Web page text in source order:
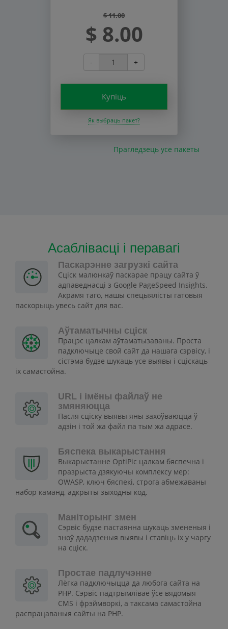
$ 11.00
$ 8.00
- +
Купіць
Як выбраць пакет?
Прагледзець усе пакеты
Асаблівасці і перавагі
Паскарэнне загрузкі сайта
Сціск малюнкаў паскарае працу сайта ў
адпаведнасці з Google PageSpeed Insights.
Акрамя таго, нашы спецыялісты гатовыя
паскорыць увесь сайт для вас.
Аўтаматычны сціск
Працэс цалкам аўтаматызаваны. Проста
падключыце свой сайт да нашага сэрвісу, і
сістэма будзе шукаць усе выявы і сціскаць
іх самастойна.
URL і імёны файлаў не
змяняюцца
Пасля сціску выявы яны захоўваюцца ў
адзін і той жа файл па тым жа адрасе.
Бяспека выкарыстання
Выкарыстанне OptiPic цалкам бяспечна і
празрыста дзякуючы комплексу мер:
OWASP, ключ бяспекі, строга абмежаваны
набор каманд, адкрыты зыходны код.
Маніторынг змен
Сэрвіс будзе пастаянна шукаць змененыя і
зноў дададзеныя выявы і ставіць іх у чаргу
на сціск.
Простае падлучэнне
Лёгка падключыцца да любога сайта на
PHP. Сэрвіс падтрымлівае ўсе вядомыя
CMS і фрэймворкі, а таксама самастойна
распрацаваныя сайты на PHP.